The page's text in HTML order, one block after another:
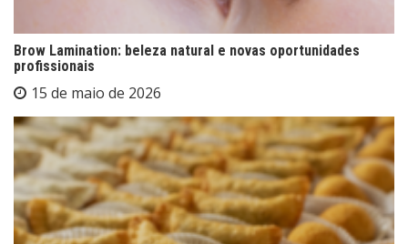
Brow Lamination: beleza natural e novas oportunidades
profissionais
15 de maio de 2026